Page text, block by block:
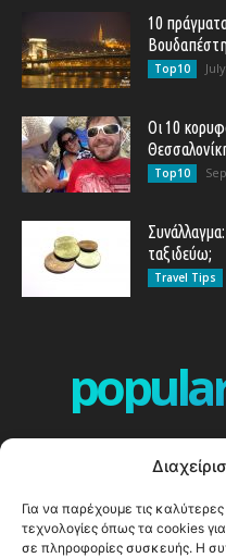
Για να παρέχουμε τις
τεχνολογίες όπως τα cookies
σε πληροφορίες συσκευής. Η
10
Top10
Οι 10
Top10
ταξιδεύω;
Travel Tips
ΕΥΡΩΠΗ
ΚΟΣΜΟΣ - WORLD